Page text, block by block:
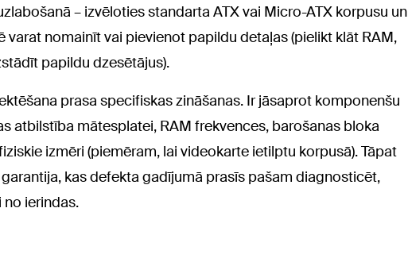
– izvēloties standarta ATX vai Micro-ATX korpusu un
varat nomainīt vai pievienot papildu detaļas (pielikt klāt RAM,
papildu dzesētājus).
prasa specifiskas zināšanas. Ir jāsaprot komponenšu
atbilstība mātesplatei, RAM frekvences, barošanas bloka
izmēri (piemēram, lai videokarte ietilptu korpusā). Tāpat
kas defekta gadījumā prasīs pašam diagnosticēt,
ierindas.